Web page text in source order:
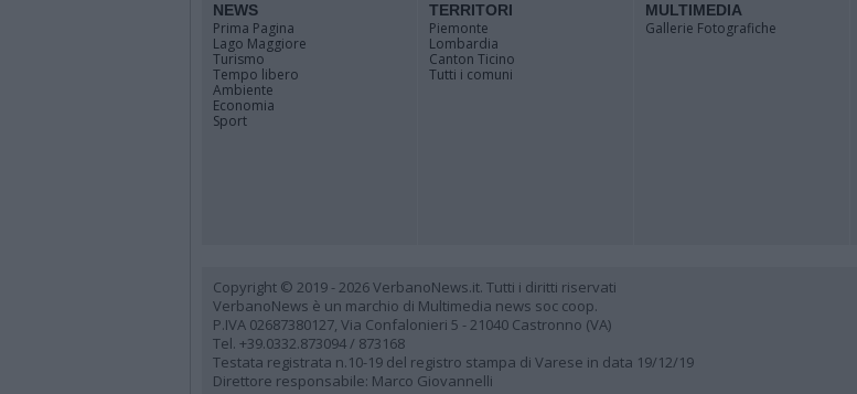
NEWS
Prima Pagina
Lago Maggiore
Turismo
Tempo libero
Ambiente
Economia
Sport
TERRITORI
Piemonte
Lombardia
Canton Ticino
Tutti i comuni
MULTIMEDIA
Gallerie Fotografiche
Copyright © 2019 - 2026 VerbanoNews.it. Tutti i diritti riservati
VerbanoNews è un marchio di Multimedia news soc coop.
P.IVA 02687380127, Via Confalonieri 5 - 21040 Castronno (VA)
Tel. +39.0332.873094 / 873168
Testata registrata n.10-19 del registro stampa di Varese in data 19/12/19
Direttore responsabile: Marco Giovannelli